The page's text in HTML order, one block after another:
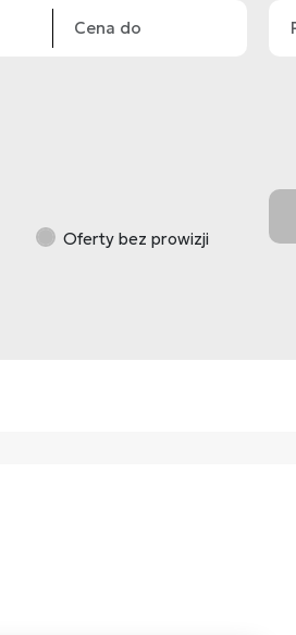
Oferty bez prowizji